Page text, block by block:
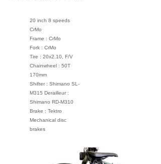
20 inch 8 speeds
CrMo
Frame : CrMo
Fork : CrMo
Tire : 20x2.10, F/V
Chainwheel : 50T
170mm
Shifter : Shimano SL-
M315 Derailleur :
Shimano RD-M310
Brake : Tektro
Mechanical disc
brakes